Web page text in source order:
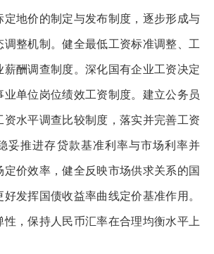
定地价的制定与发布制度，逐步形成与
调整机制。健全最低工资标准调整、工
薪酬调查制度。深化国有企业工资决定
业单位岗位绩效工资制度。建立公务员
资水平调查比较制度，落实并完善工资
妥推进存贷款基准利率与市场利率并
价效率，健全反映市场供求关系的国
发挥国债收益率曲线定价基准作用。
性，保持人民币汇率在合理均衡水平上